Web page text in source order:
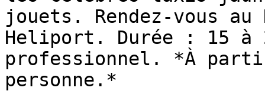
jouets. Rendez-vous au
Heliport. Durée : 15 à
professionnel. *À
personne.*